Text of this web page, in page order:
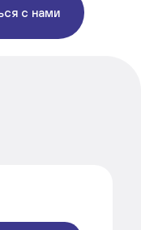
с нами